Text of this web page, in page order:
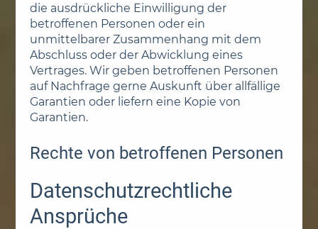
die ausdrückliche Einwilligung der
betroffenen Personen oder ein
unmittelbarer Zusammenhang mit dem
Abschluss oder der Abwicklung eines
Vertrages. Wir geben betroffenen Personen
auf Nachfrage gerne Auskunft über allfällige
Garantien oder liefern eine Kopie von
Garantien.
Rechte von betroffenen Personen
Datenschutzrechtliche
Ansprüche